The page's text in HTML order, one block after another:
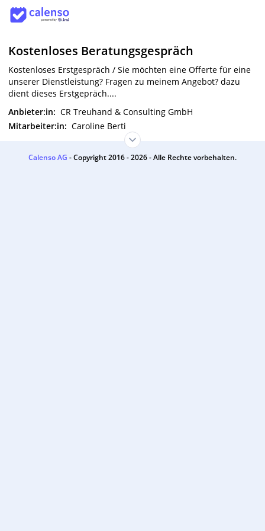
Kostenloses Beratungsgespräch
Kostenloses Erstgespräch / Sie möchten eine Offerte für eine
unserer Dienstleistung? Fragen zu meinem Angebot? dazu
dient dieses Erstgepräch....
Anbieter:in: CR Treuhand & Consulting GmbH
Mitarbeiter:in: Caroline Berti
Calenso AG - Copyright 2016 - 2026 - Alle Rechte vorbehalten.